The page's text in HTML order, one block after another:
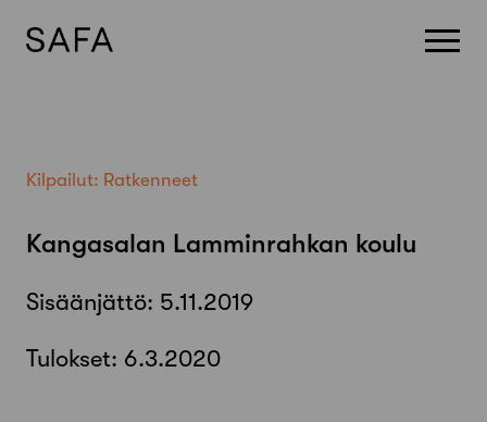
Kilpailut: Ratkenneet
Kangasalan Lamminrahkan koulu
Sisäänjättö: 5.11.2019
Tulokset: 6.3.2020